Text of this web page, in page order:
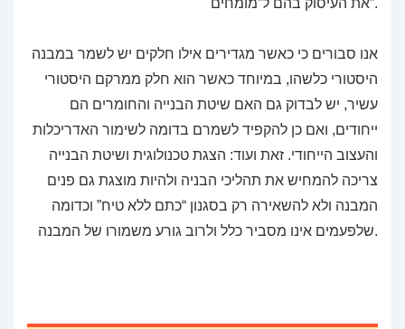
את העיסוק בהם ל”מומחים”.
אנו סבורים כי כאשר מגדירים אילו חלקים יש לשמר במבנה
היסטורי כלשהו, במיוחד כאשר הוא חלק ממרקם היסטורי
עשיר, יש לבדוק גם האם שיטת הבנייה והחומרים הם
ייחודים, ואם כן להקפיד לשמרם בדומה לשימור האדריכלות
והעצוב הייחודי. זאת ועוד: הצגת טכנולוגית ושיטת הבנייה
צריכה להמחיש את תהליכי הבניה ולהיות מוצגת גם פנים
המבנה ולא להשאירה רק בסגנון “כתם ללא טיח” וכדומה
שלפעמים אינו מסביר כלל ולרוב גורע משמורו של המבנה.